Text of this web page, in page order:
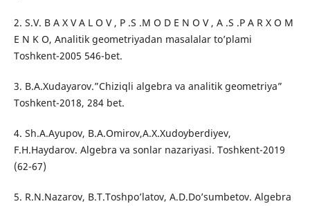
2. S.V. B A X V A L O V , P .S .M O D E N O V , A .S .P A R X O M
E N K O, Analitik geometriyadan masalalar to’plami
Toshkent-2005 546-bet.
3. B.A.Xudayarov.”Chiziqli algebra va analitik geometriya”
Toshkent-2018, 284 bet.
4. Sh.A.Ayupov, B.A.Omirov,A.X.Xudoyberdiyev,
F.H.Haydarov. Algebra va sonlar nazariyasi. Toshkent-2019
(62-67)
5. R.N.Nazarov, B.T.Toshpo’latov, A.D.Do’sumbetov. Algebra